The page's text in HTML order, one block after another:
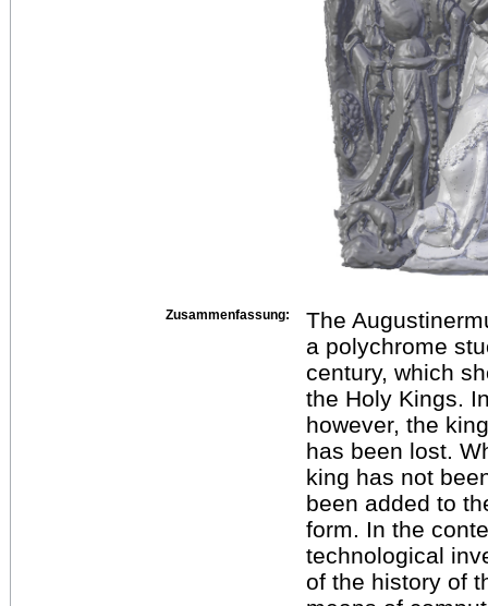
Zusammenfassung:
The
a polychrome
century, which
the Holy Kings.
however, the
has been lost.
king has not
been added to
form. In the
technological
of the history of